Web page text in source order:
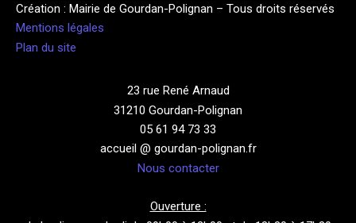
Création : Mairie de Gourdan-Polignan – Tous droits réservés
Mentions légales
Plan du site
23 rue René Arnaud
31210 Gourdan-Polignan
05 61 94 73 33
accueil @ gourdan-polignan.fr
Nous contacter
Ouverture :